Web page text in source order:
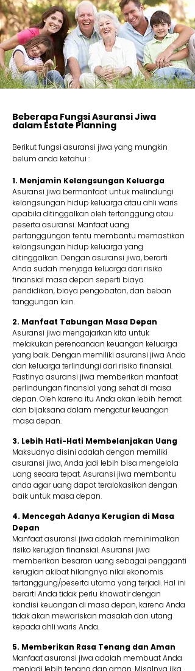
Beberapa Fungsi Asuransi Jiwa
dalam Estate Planning
Berikut fungsi asuransi jiwa yang mungkin
belum anda ketahui :
1. Menjamin Kelangsungan Keluarga
Asuransi jiwa bermanfaat untuk melindungi
kelangsungan hidup keluarga atau ahli waris
apabila ditinggalkan oleh tertanggung atau
peserta asuransi. Manfaat uang
pertanggungan tentu membantu memastikan
kelangsungan hidup keluarga yang
ditinggalkan. Dengan asuransi jiwa, berarti
Anda sudah menjaga keluarga dari risiko
finansial masa depan seperti biaya
pendidikan, biaya pengobatan, dan beban
tanggungan lain.
2. Manfaat Tabungan Masa Depan
Asuransi jiwa mengajarkan kita untuk
melakukan perencanaan keuangan keluarga
yang baik. Dengan memiliki asuransi jiwa Anda
dan keluarga terlindungi dari risiko finansial.
Pastinya asuransi jiwa memberikan manfaat
perlindungan finansial yang sehat di masa
depan. Oleh karena itu Anda akan lebih hemat
dan bijaksana dalam mengatur keuangan
masa depan.
3. Lebih Hati-Hati Membelanjakan Uang
Maksudnya disini adalah dengan memiliki
asuransi jiwa, Anda jadi lebih bisa mengelola
uang secara tepat. Asuransi jiwa membantu
anda agar uang dapat teralokasikan dengan
baik untuk masa depan.
4. Mencegah Adanya Kerugian di Masa
Depan
Manfaat asuransi jiwa adalah meminimalkan
risiko kerugian finansial. Asuransi jiwa
memberikan besaran uang sebagai pengganti
kerugian akibat hilangnya nilai ekonomis
tertanggung/peserta utama yang terjadi. Hal ini
berarti Anda tidak perlu khawatir dengan
kondisi keuangan di masa depan, karena Anda
tidak akan mewariskan masalah dan utang
kepada ahli waris Anda.
5. Memberikan Rasa Tenang dan Aman
Manfaat asuransi jiwa adalah membuat Anda
menjadi lebih tenang dan aman. Misalnya jika